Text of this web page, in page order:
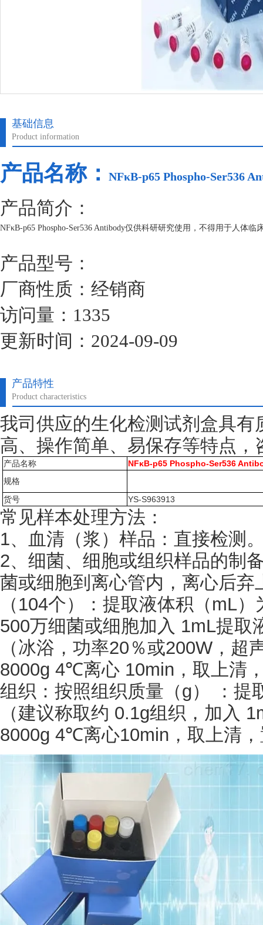
基础信息
Product information
产品名称： NFκB-p65 Phospho-Ser536
产品简介：
NFκB-p65 Phospho-Ser536 Antibody仅供科研研究使用，不得用于人体
产品型号：
厂商性质：经销商
访问量：1335
更新时间：2024-09-09
产品特性
Product characteristics
我司供应的生化检测试剂盒具
高、操作简单、易保存等特点，
产品名称
NFκB-p65 Phospho-Ser536
规格
货号
YS-S963913
常见样本处理方法：
1、血清（浆）样品：直接检测
2、细菌、细胞或组织样品的制
菌或细胞到离心管内，离心后
（ 104个）：提取液体积（mL
500万细菌或细胞加入 1mL提取
（冰浴，功率20％或200W，
8000g 4℃离心 10min，取上清
组织：按照组织质量（g） ：提
（建议称取约 0.1g组织，加入
8000g 4℃离心10min，取上清